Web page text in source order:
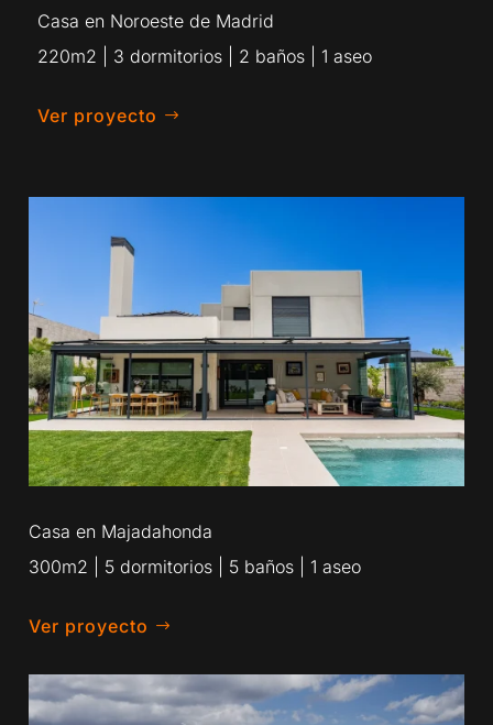
Casa en Noroeste de Madrid
220m2 | 3 dormitorios | 2 baños | 1 aseo
Ver proyecto
Casa en Majadahonda
300m2 | 5 dormitorios | 5 baños | 1 aseo
Ver proyecto